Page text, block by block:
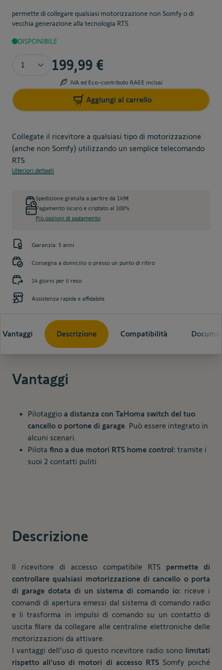
permette di collegare qualsiasi motorizzazione non Somfy o di
vecchia generazione alla tecnologia RTS
DISPONIBILE
199,99 €
IVA ed Eco-contributo RAEE inclusi
Aggiungi al carrello
Collegate il ricevitore a qualsiasi tipo di motorizzazione
(anche non Somfy) utilizzando un semplice telecomando
RTS
Ulteriori dettagli
Spedizione gratuita a partire da 149€
Pagamento sicuro e criptato al 100%
Più opzioni di pagamento
Garanzia: 5 anni
Consegna a domicilio o presso un punto di ritiro
14 giorni per il reso
Assistenza rapida e affidabile
Vantaggi Descrizione Compatibilità
Vantaggi
Pilotaggio a distanza con TaHoma switch del tuo
cancello o portone di garage . Può essere integrato in
alcuni scenari.
Pilota fino a due motori RTS home control: tramite i
suoi 2 contatti puliti
Descrizione
Il ricevitore di accesso compatibile RTS permette di
controllare qualsiasi motorizzazione di cancello o porta
di garage dotata di un sistema di comando io: riceve i
comandi di apertura emessi dal sistema di comando radio
e li trasforma in impulsi di comando su un contatto di
uscita filare da collegare alle centraline elettroniche delle
motorizzazioni da attivare.
I vantaggi dell'uso di questo ricevitore radio sono limitati
rispetto all'uso di motori di accesso RTSSomfy poiché